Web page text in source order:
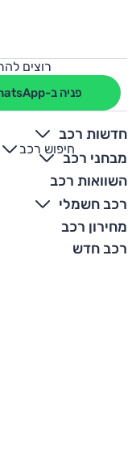
רוצים
פניה ב-WhatsApp
חדשות רכב
מבחני רכב
השוואות רכב
רכב חשמלי
מחירון רכב
רכב חדש
חיפוש רכב
+
-